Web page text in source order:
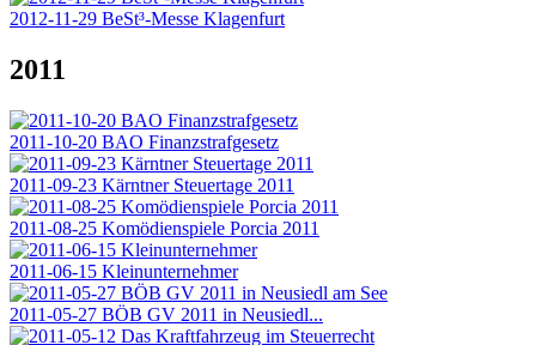
2012-11-29 BeSt³-Messe Klagenfurt
2011
2011-10-20 BAO Finanzstrafgesetz
2011-09-23 Kärntner Steuertage 2011
2011-08-25 Komödienspiele Porcia 2011
2011-06-15 Kleinunternehmer
2011-05-27 BÖB GV 2011 in Neusiedl...